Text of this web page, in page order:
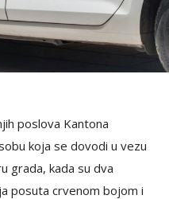
poslova Kantona
koja se dovodi u vezu
grada, kada su dva
posuta crvenom bojom i